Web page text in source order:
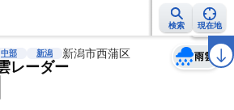
検索 現在地
地震情報 警報・注意報 2週間天気 ラ
中部 新潟 新潟市西蒲区
レーダー
雨雲
天気 台風